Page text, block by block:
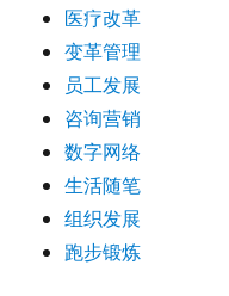
医疗改革
变革管理
员工发展
咨询营销
数字网络
生活随笔
组织发展
跑步锻炼